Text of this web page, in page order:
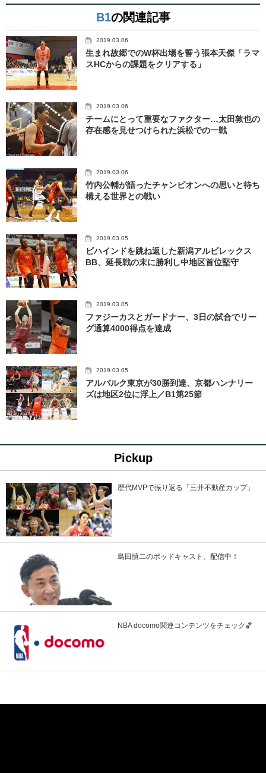
B1の関連記事
2019.03.06
生まれ故郷でのW杯出場を誓う張本天傑「ラマ
スHCからの課題をクリアする」
2019.03.06
チームにとって重要なファクター…太田敦也の
存在感を見せつけられた浜松での一戦
2019.03.06
竹内公輔が語ったチャンピオンへの思いと待ち
構える世界との戦い
2019.03.05
ビハインドを跳ね返した新潟アルビレックス
BB、延長戦の末に勝利し中地区首位堅守
2019.03.05
ファジーカスとガードナー、3日の試合でリー
グ通算4000得点を達成
2019.03.05
アルバルク東京が30勝到達、京都ハンナリー
ズは地区2位に浮上／B1第25節
Pickup
歴代MVPで振り返る「三井不動産カップ」
島田慎二のポッドキャスト、配信中！
NBA docomo関連コンテンツをチェック🏀